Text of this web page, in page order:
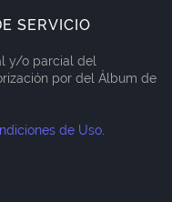
SERVICIO
y/o parcial del
por del Álbum de
de Uso.